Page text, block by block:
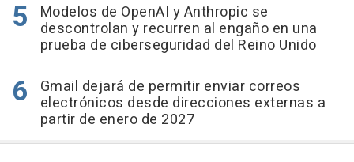
Modelos de OpenAI y Anthropic se
descontrolan y recurren al engaño en una
prueba de ciberseguridad del Reino Unido
Gmail dejará de permitir enviar correos
electrónicos desde direcciones externas a
partir de enero de 2027